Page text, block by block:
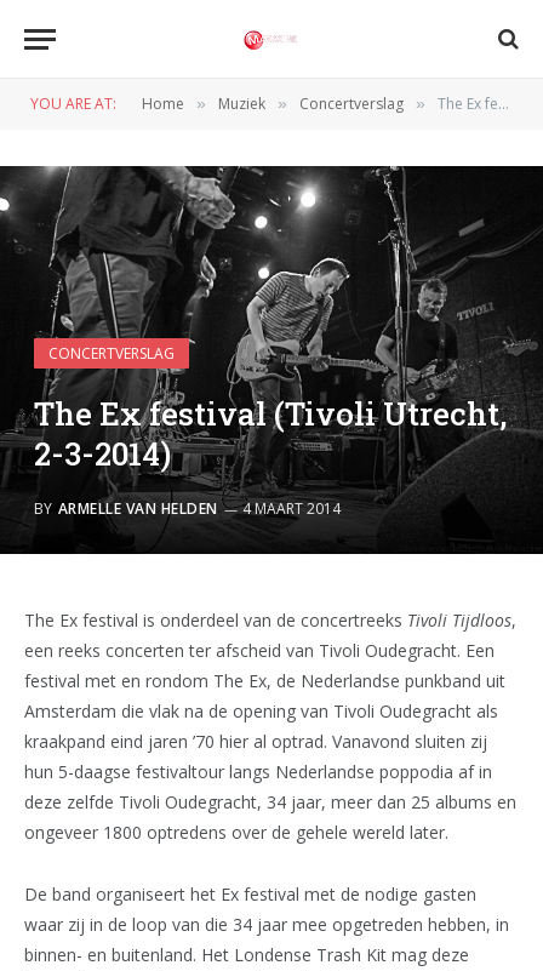
YOU ARE AT: Home » Muziek » Concertverslag » The Ex festival (Tivoli Utrecht, 2-3-2014)
CONCERTVERSLAG
The Ex festival (Tivoli Utrecht,
2-3-2014)
BY ARMELLE VAN HELDEN 4 MAART 2014
The Ex festival is onderdeel van de concertreeks Tivoli Tijdloos,
een reeks concerten ter afscheid van Tivoli Oudegracht. Een
festival met en rondom The Ex, de Nederlandse punkband uit
Amsterdam die vlak na de opening van Tivoli Oudegracht als
kraakpand eind jaren ’70 hier al optrad. Vanavond sluiten zij
hun 5-daagse festivaltour langs Nederlandse poppodia af in
deze zelfde Tivoli Oudegracht, 34 jaar, meer dan 25 albums en
ongeveer 1800 optredens over de gehele wereld later.
De band organiseert het Ex festival met de nodige gasten
waar zij in de loop van die 34 jaar mee opgetreden hebben, in
binnen- en buitenland. Het Londense Trash Kit mag deze